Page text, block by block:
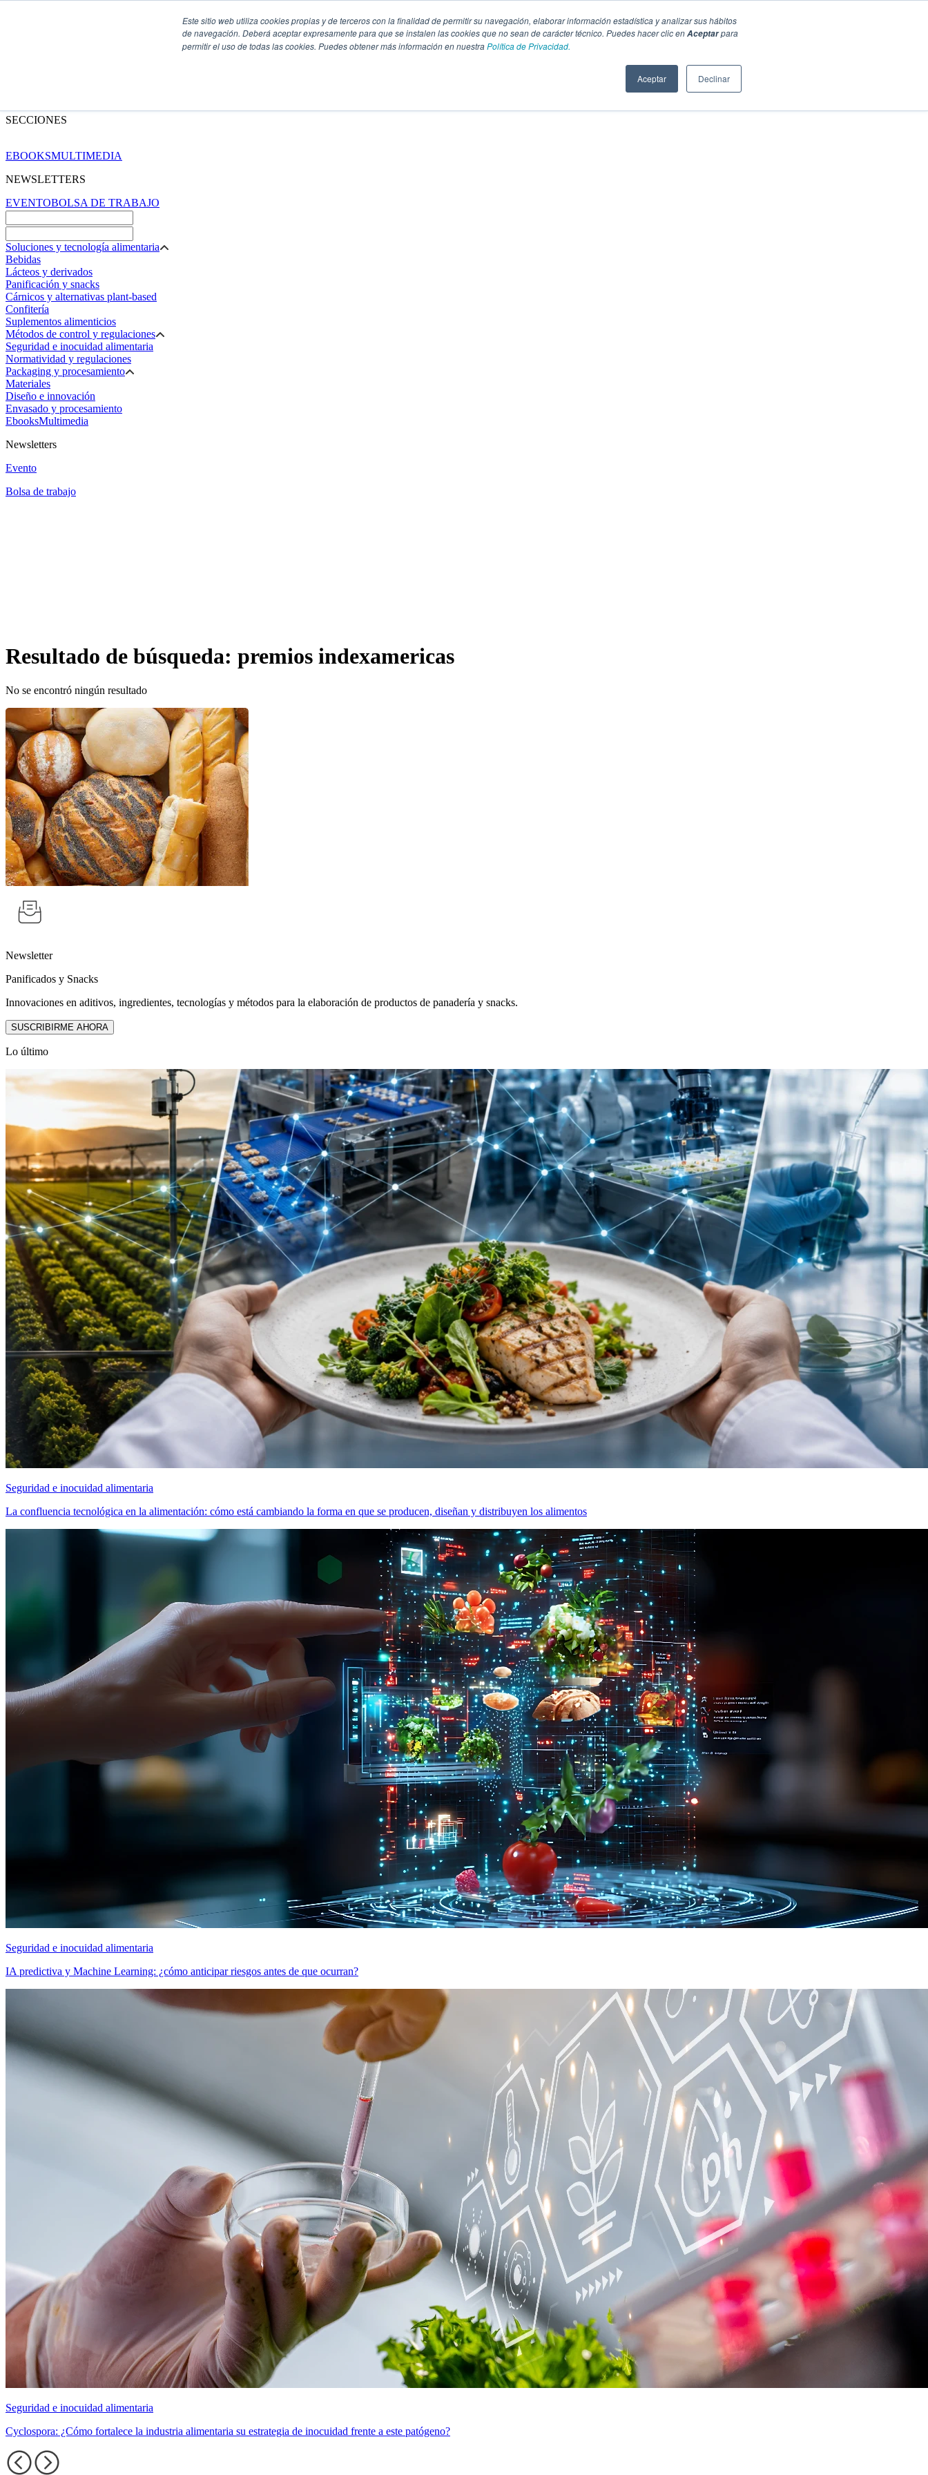
Este sitio web utiliza cookies propias y de terceros con la finalidad de permitir su navegación, elaborar información estadística y analizar sus hábitos
de navegación. Deberá aceptar expresamente para que se instalen las cookies que no sean de carácter técnico. Puedes hacer clic enAceptarpara
permitir el uso de todas las cookies. Puedes obtener más información en nuestraPolítica de Privacidad.
Aceptar Declinar
SECCIONES
EBOOKSMULTIMEDIA
NEWSLETTERS
EVENTOBOLSA DE TRABAJO
Soluciones y tecnología alimentaria
Bebidas
Lácteos y derivados
Panificación y snacks
Cárnicos y alternativas plant-based
Confitería
Suplementos alimenticios
Métodos de control y regulaciones
Seguridad e inocuidad alimentaria
Normatividad y regulaciones
Packaging y procesamiento
Materiales
Diseño e innovación
Envasado y procesamiento
EbooksMultimedia
Newsletters
Evento
Bolsa de trabajo
Resultado de búsqueda: premios indexamericas
No se encontró ningún resultado
Newsletter
Panificados y Snacks
Innovaciones en aditivos, ingredientes, tecnologías y métodos para la elaboración de productos de panadería y snacks.
SUSCRIBIRME AHORA
Lo último
Seguridad e inocuidad alimentaria
La confluencia tecnológica en la alimentación: cómo está cambiando la forma en que se producen, diseñan y distribuyen los alimentos
Seguridad e inocuidad alimentaria
IA predictiva y Machine Learning: ¿cómo anticipar riesgos antes de que ocurran?
Seguridad e inocuidad alimentaria
Cyclospora: ¿Cómo fortalece la industria alimentaria su estrategia de inocuidad frente a este patógeno?